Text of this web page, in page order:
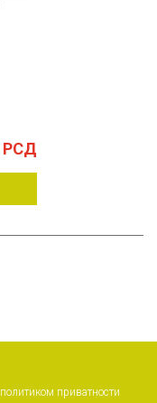
РСД
политиком приватности